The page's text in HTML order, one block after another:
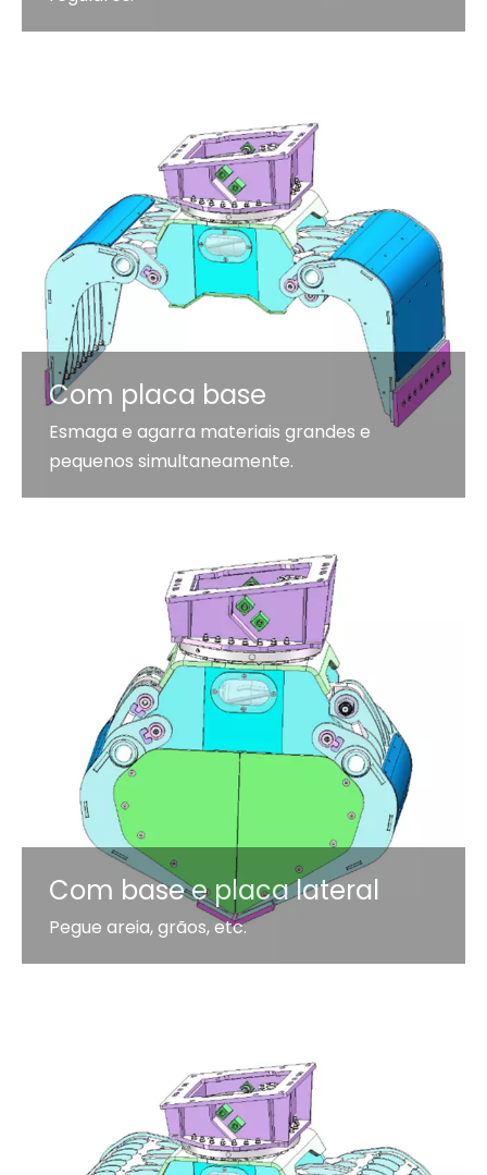
Com placa base
Esmaga e agarra materiais grandes e
pequenos simultaneamente.
Com base e placa lateral
Pegue areia, grãos, etc.